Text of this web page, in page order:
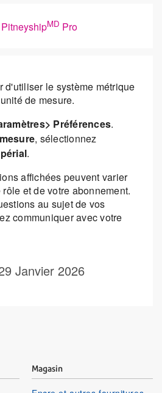
MD Pro
d'utiliser le système métrique
de mesure.
Préférences.
, sélectionnez
.
affichées peuvent varier
et de votre abonnement.
au sujet de vos
communiquer avec votre
Janvier 2026
Magasin